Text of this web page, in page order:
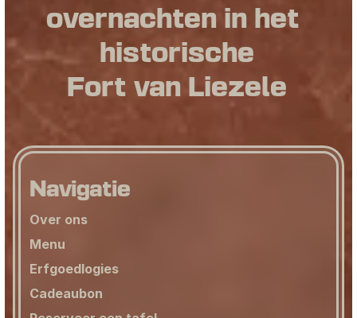
overnachten in het
historische
Fort van Liezele
Navigatie
Over ons
Menu
Erfgoedlogies
Cadeaubon